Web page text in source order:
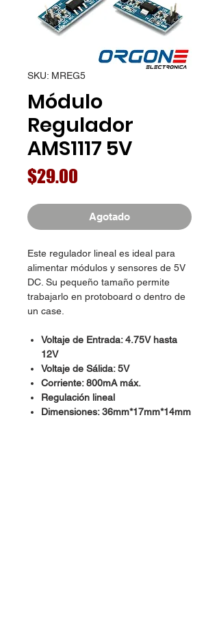
SKU: MREG5
Módulo
Regulador
AMS1117 5V
$29.00
Agotado
Este regulador lineal es ideal para
alimentar módulos y sensores de 5V
DC. Su pequeño tamaño permite
trabajarlo en protoboard o dentro de
un case.
Voltaje de Entrada: 4.75V hasta
12V
Voltaje de Sálida: 5V
Corriente: 800mA máx.
Regulación lineal
Dimensiones: 36mm*17mm*14mm